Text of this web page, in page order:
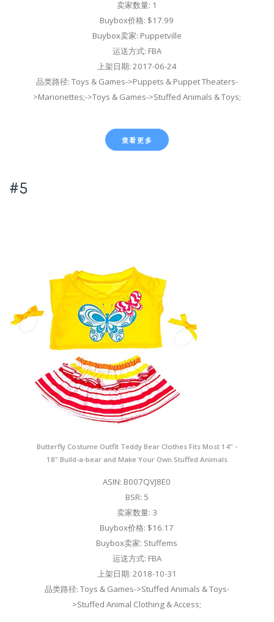
卖家数量: 1
Buybox价格: $17.99
Buybox卖家: Puppetville
运送方式: FBA
上架日期: 2017-06-24
品类路径: Toys & Games->Puppets & Puppet Theaters-
>Marionettes;->Toys & Games->Stuffed Animals & Toys;
查看更多
#5
Butterfly Costume Outfit Teddy Bear Clothes Fits Most 14" -
18" Build-a-bear and Make Your Own Stuffed Animals
ASIN: B007QVJ8E0
BSR: 5
卖家数量: 3
Buybox价格: $16.17
Buybox卖家: Stuffems
运送方式: FBA
上架日期: 2018-10-31
品类路径: Toys & Games->Stuffed Animals & Toys-
>Stuffed Animal Clothing & Access;